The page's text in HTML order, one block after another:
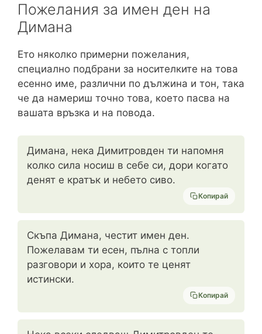
Пожелания за имен ден на
Димана
Ето няколко примерни пожелания,
специално подбрани за носителките на това
есенно име, различни по дължина и тон, така
че да намериш точно това, което пасва на
вашата връзка и на повода.
Димана, нека Димитровден ти напомня
колко сила носиш в себе си, дори когато
денят е кратък и небето сиво.
Копирай
Скъпа Димана, честит имен ден.
Пожелавам ти есен, пълна с топли
разговори и хора, които те ценят
истински.
Копирай